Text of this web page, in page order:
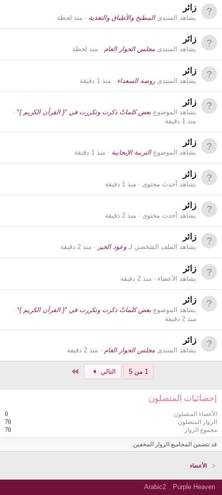
زائر
يشاهد المنتدىالمطبخ والأطباق والتغذية منذ لحظة
زائر
يشاهد المنتدى مجلس الحوار العام منذ لحظة
زائر
يشاهد المنتدى روضة السعداء منذ 1 دقيقة
زائر
يشاهد الموضوع بعض كلماتْ ذكرت وتكررت في *{ القرأن الكريم }*
منذ 1 دقيقة
زائر
يشاهد الموضوعالتربية الإيجابية منذ 1 دقيقة
زائر
يشاهد أحدث محتوى منذ 1 دقيقة
زائر
يشاهد أحدث محتوى منذ 2 دقيقة
زائر
يشاهد الملف الشخصي لـ وعود الخير منذ 2 دقيقة
زائر
يشاهد الأعضاء منذ 2 دقيقة
زائر
يشاهد الموضوع بعض كلماتْ ذكرت وتكررت في *{ القرأن الكريم }*
منذ 2 دقيقة
زائر
يشاهد المنتدى مجلس الحوار العام منذ 2 دقيقة
1 من 5 التالي
إحصائيات المتصلون
الأعضاء المتصلون
0
الزوار المتصلون
70
مجموع الزوار
70
قد تتضمن المجاميع الزوار المخفين.
الأعضاء
Purple Heaven
Arabic2